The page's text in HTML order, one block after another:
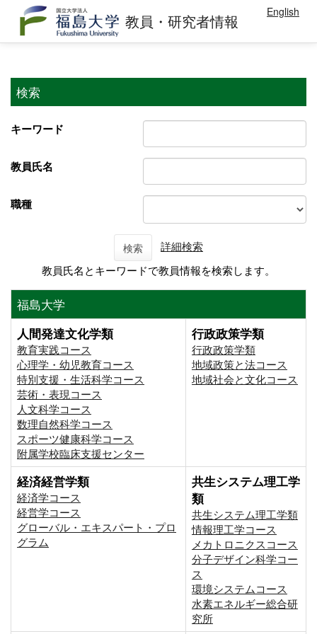
教員・研究者情報 English
検索
キーワード
教員氏名
職種
検索
詳細検索
教員氏名とキーワードで教員情報を検索します。
福島大学
人間発達文化学類
教育実践コース
心理学・幼児教育コース
特別支援・生活科学コース
芸術・表現コース
人文科学コース
数理自然科学コース
スポーツ健康科学コース
附属学校臨床支援センター
行政政策学類
行政政策学類
地域政策と法コース
地域社会と文化コース
経済経営学類
経済学コース
経営学コース
グローバル・エキスパート・プロ
グラム
共生システム理工学
類
共生システム理工学類
情報理工学コース
メカトロニクスコース
分子デザイン科学コー
ス
環境システムコース
⽔素エネルギー総合研
究所